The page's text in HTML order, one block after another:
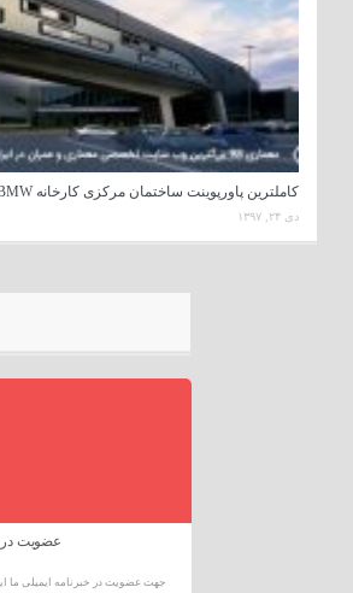
کاملترین پاورپوینت ساختمان مرکزی کارخانه BMW با پلان
دی ۲۴, ۱۳۹۷
عضویت در
جهت عضویت در خبرنامه ایمیلی ما